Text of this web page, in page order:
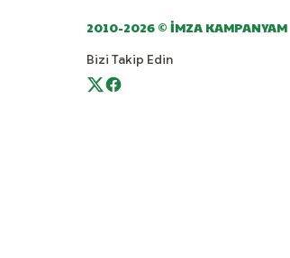
2010-2026 © İMZA KAMPANYAM
Bizi Takip Edin